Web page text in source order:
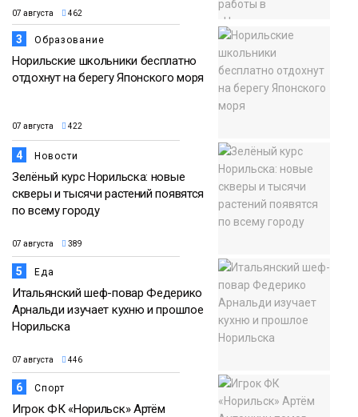
07 августа 462
3 Образование
Норильские школьники бесплатно
отдохнут на берегу Японского моря
07 августа 422
4 Новости
Зелёный курс Норильска: новые
скверы и тысячи растений появятся
по всему городу
07 августа 389
5 Еда
Итальянский шеф-повар Федерико
Арнальди изучает кухню и прошлое
Норильска
07 августа 446
6 Спорт
Игрок ФК «Норильск» Артём